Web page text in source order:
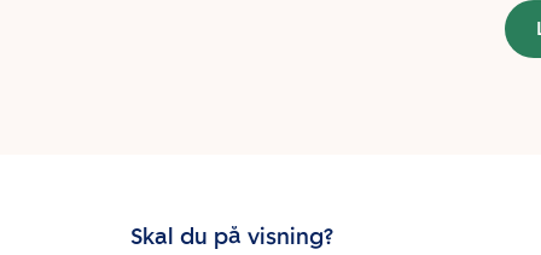
Skal du på visning?